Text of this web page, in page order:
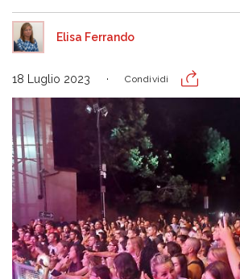
Elisa Ferrando
18 Luglio 2023 Condividi